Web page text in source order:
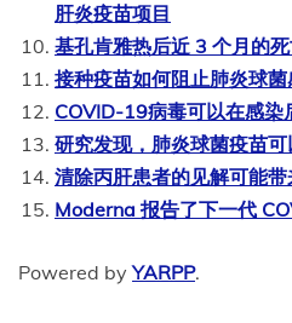
肝炎疫苗项目
基孔肯雅热后近 3 个月的
接种疫苗如何阻止肺炎球菌
COVID-19病毒可以在感染
研究发现，肺炎球菌疫苗
清除丙肝患者的见解可能
Moderna 报告了下一代
Powered byYARPP.